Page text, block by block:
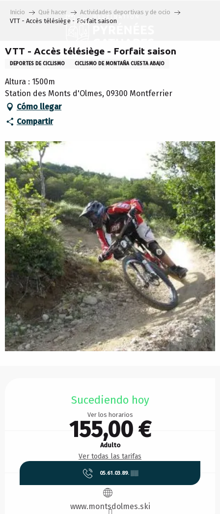
Inicio Qué hacer
Actividades deportivas y de ocio
VTT - Accès télésiège - Forfait saison
VTT - Accès télésiège - Forfait saison
DEPORTES DE CICLISMO CICLISMO DE MONTAÑA CUESTA ABAJO
Altura : 1500m
Station des Monts d'Olmes, 09300 Montferrier
Cómo llegar
Compartir
Sucediendo hoy
Ver los horarios
155,00 €
Adulto
Ver todas las tarifas
05.61.03.89. ▒▒
www.montsdolmes.ski